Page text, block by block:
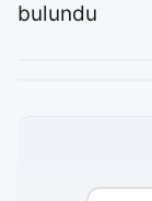
bulundu